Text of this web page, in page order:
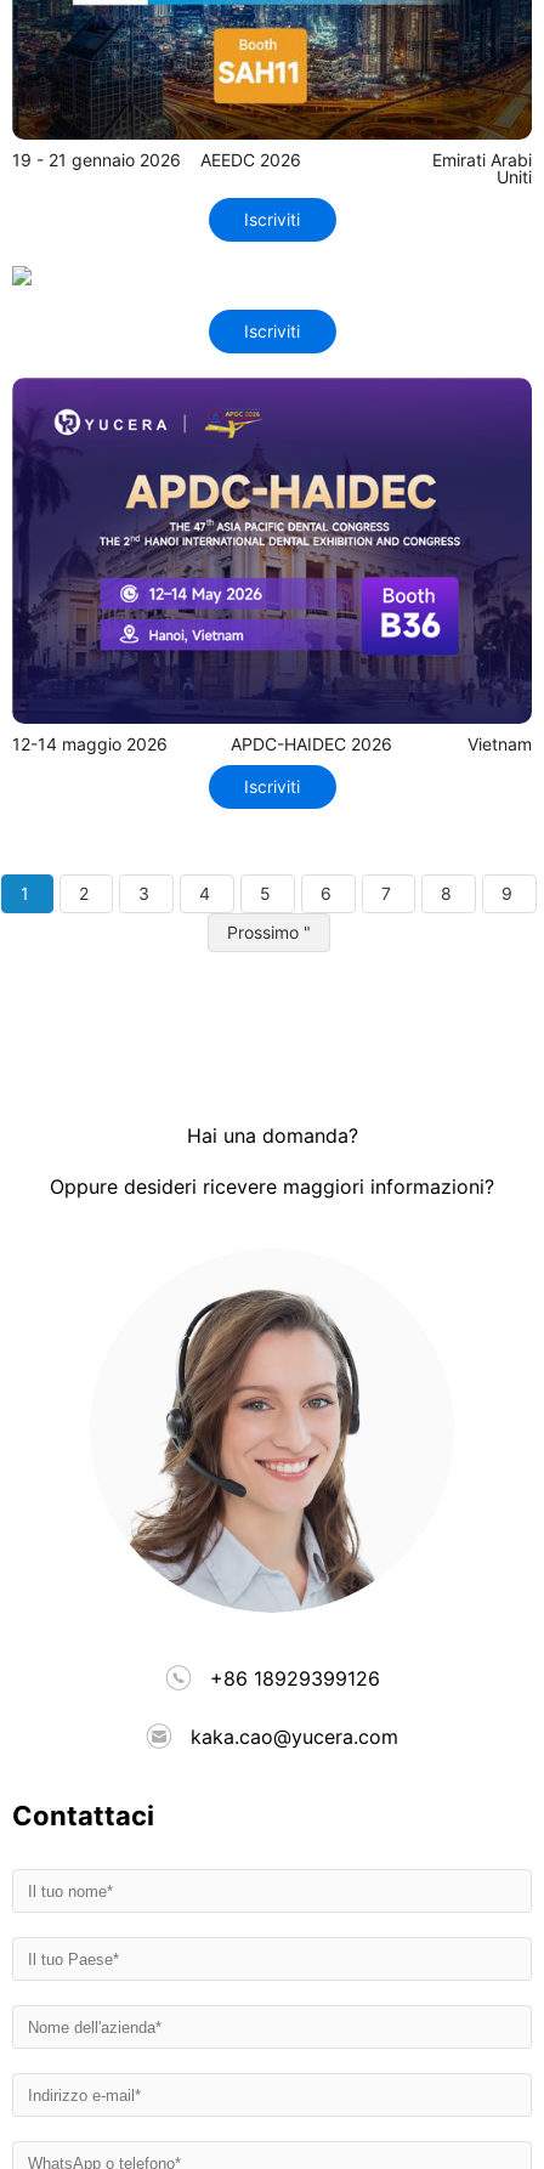
19 - 21 gennaio 2026 AEEDC 2026
Emirati Arabi
Uniti
Iscriviti
Iscriviti
12-14 maggio 2026 APDC-HAIDEC 2026 Vietnam
Iscriviti
1 2 3 4 5 6 7 8
9
Prossimo "
Hai una domanda?
Oppure desideri ricevere maggiori informazioni?
+86 18929399126
kaka.cao@yucera.com
Contattaci